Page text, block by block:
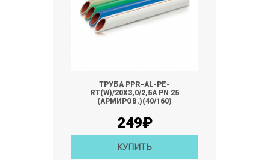
ТРУБА PPR-AL-PE-
RT(W)/20Х3,0/2,5А РN 25
(АРМИРОВ.)(40/160)
249₽
КУПИТЬ